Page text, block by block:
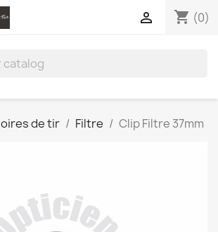
shopping_cart (0)

de tir Filtre Clip Filtre 37mm